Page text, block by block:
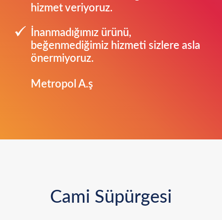
hizmet veriyoruz.
İnanmadığımız ürünü,
beğenmediğimiz hizmeti sizlere asla
önermiyoruz.
Metropol A.ş
Cami Süpürgesi